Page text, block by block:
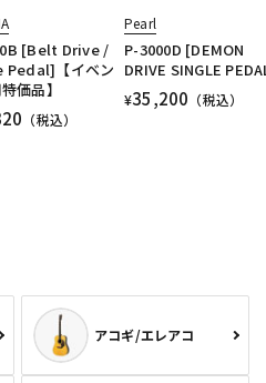
[Belt Drive /
Pedal]【イベン
価品】
（税込）
Pearl
P-3000D [DEMON
DRIVE SINGLE
¥35,200 （税込）
アコギ/エレアコ